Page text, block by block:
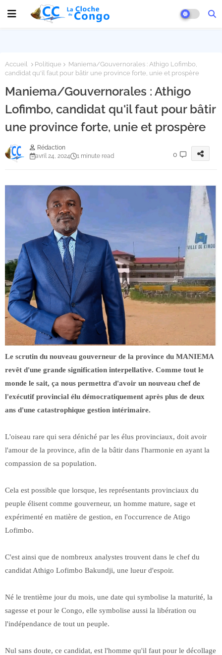
Accueil Politique
Maniema/Gouvernorales : Athigo Lofimbo,
candidat qu'il faut pour bâtir une province forte, unie et prospère
Maniema/Gouvernorales : Athigo
Lofimbo, candidat qu'il faut pour bâtir
une province forte, unie et prospère
Rédaction
avril 24, 2024
1 minute read 0
Le scrutin du nouveau gouverneur de la province du MANIEMA
revêt d'une grande signification interpellative. Comme tout le
monde le sait, ça nous permettra d'avoir un nouveau chef de
l'exécutif provincial élu démocratiquement après plus de deux
ans d'une catastrophique gestion intérimaire.
L'oiseau rare qui sera déniché par les élus provinciaux, doit avoir
l'amour de la province, afin de la bâtir dans l'harmonie en ayant la
compassion de sa population.
Cela est possible que lorsque, les représentants provinciaux du
peuple élisent comme gouverneur, un homme mature, sage et
expérimenté en matière de gestion, en l'occurrence de Atigo
Lofimbo.
C'est ainsi que de nombreux analystes trouvent dans le chef du
candidat Athigo Lofimbo Bakundji, une lueur d'espoir.
Né le trentième jour du mois, une date qui symbolise la maturité, la
sagesse et pour le Congo, elle symbolise aussi la libération ou
l'indépendance de tout un peuple.
Nul sans doute, ce candidat, est l'homme qu'il faut pour le décollage